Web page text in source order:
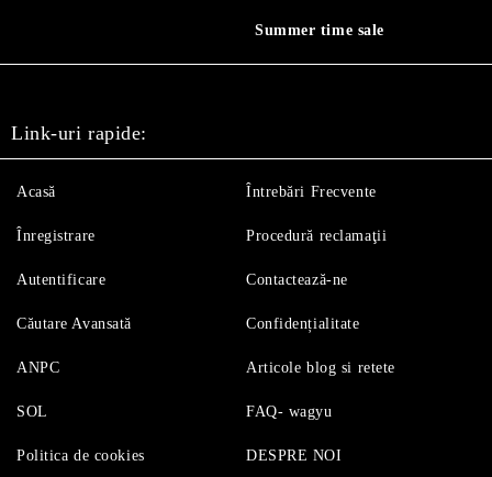
Summer time sale
Link-uri rapide:
Acasă
Înregistrare
Autentificare
Căutare Avansată
Întrebări Frecvente
Procedură reclamaţii
Contactează-ne
Confidențialitate
ANPC
SOL
Politica de cookies
Articole blog si retete
FAQ- wagyu
DESPRE NOI